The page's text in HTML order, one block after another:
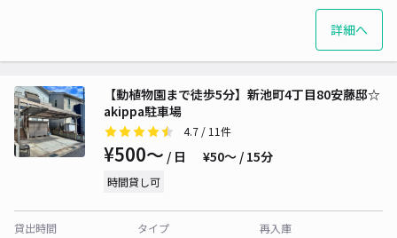
詳細へ
【動植物園まで徒歩5分】新池町4丁目80安藤邸☆
akippa駐車場
4.7 / 11件
¥500〜 / 日 ¥50〜 / 15分
時間貸し可
貸出時間
タイプ
再入庫